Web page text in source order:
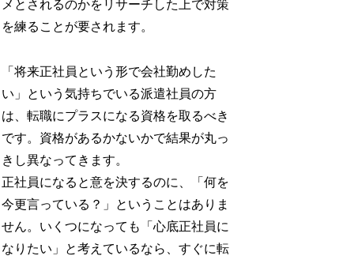
メとされるのかをリサーチした上で対策
を練ることが要されます。
「将来正社員という形で会社勤めした
い」という気持ちでいる派遣社員の方
は、転職にプラスになる資格を取るべき
です。資格があるかないかで結果が丸っ
きし異なってきます。
正社員になると意を決するのに、「何を
今更言っている？」ということはありま
せん。いくつになっても「心底正社員に
なりたい」と考えているなら、すぐに転